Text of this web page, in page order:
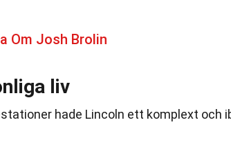
Om Josh Brolin
liv
hade Lincoln ett komplext och